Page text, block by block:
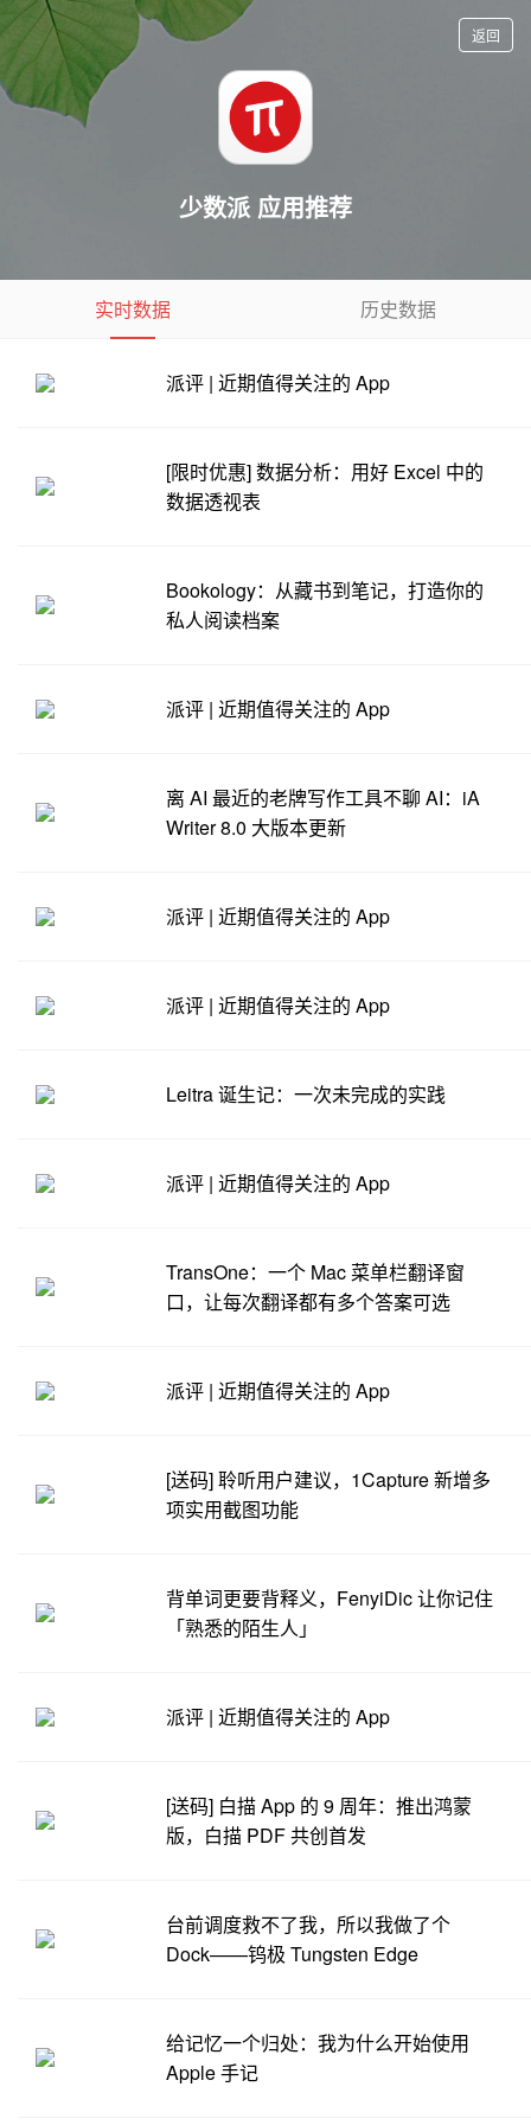
返回
少数派 应用推荐
实时数据 历史数据
派评 | 近期值得关注的 App
[限时优惠] 数据分析：用好 Excel 中的
数据透视表
Bookology：从藏书到笔记，打造你的
私人阅读档案
派评 | 近期值得关注的 App
离 AI 最近的老牌写作工具不聊 AI：iA
Writer 8.0 大版本更新
派评 | 近期值得关注的 App
派评 | 近期值得关注的 App
Leitra 诞生记：一次未完成的实践
派评 | 近期值得关注的 App
TransOne：一个 Mac 菜单栏翻译窗
口，让每次翻译都有多个答案可选
派评 | 近期值得关注的 App
[送码] 聆听用户建议，1Capture 新增多
项实用截图功能
背单词更要背释义，FenyiDic 让你记住
「熟悉的陌生人」
派评 | 近期值得关注的 App
[送码] 白描 App 的 9 周年：推出鸿蒙
版，白描 PDF 共创首发
台前调度救不了我，所以我做了个
Dock——钨极 Tungsten Edge
给记忆一个归处：我为什么开始使用
Apple 手记